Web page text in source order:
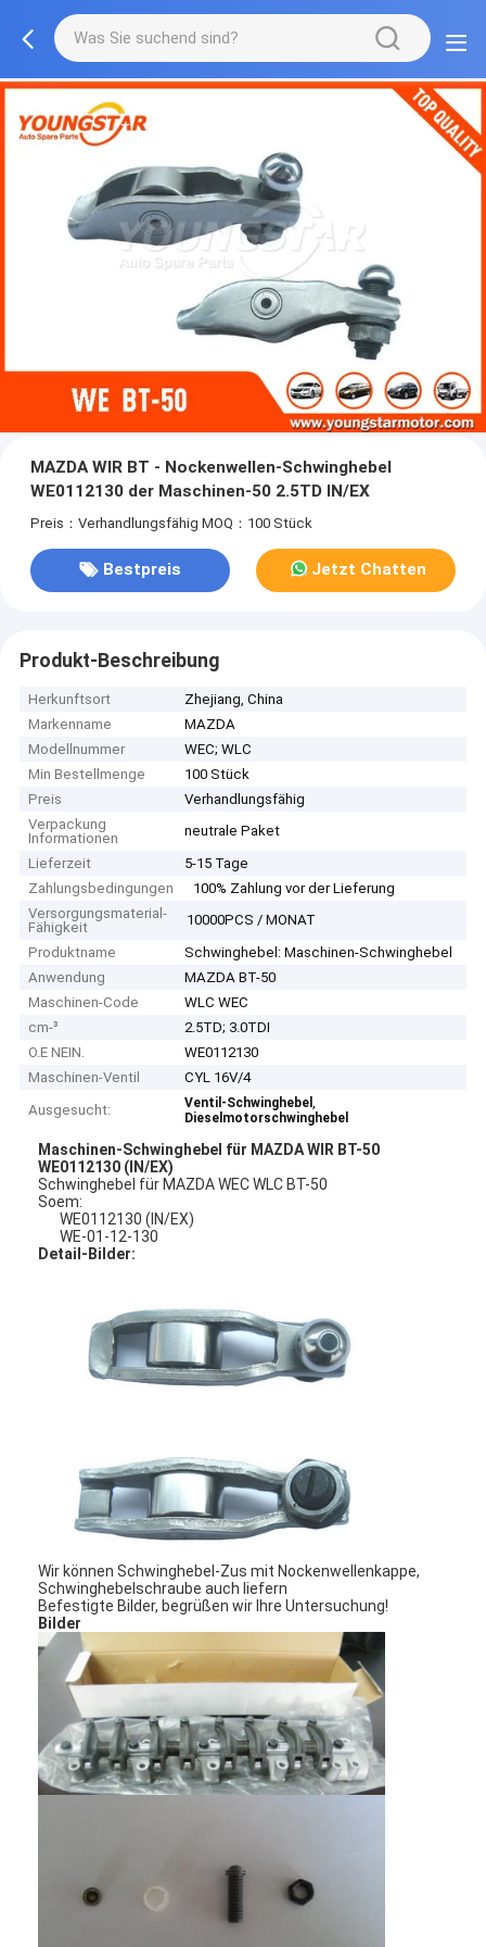
MAZDA WIR BT - Nockenwellen-Schwinghebel
WE0112130 der Maschinen-50 2.5TD IN/EX
Preis：Verhandlungsfähig MOQ：100 Stück
Bestpreis Jetzt Chatten
Produkt-Beschreibung
Herkunftsort
Zhejiang, China
Markenname
MAZDA
Modellnummer
WEC; WLC
Min Bestellmenge
100 Stück
Preis
Verhandlungsfähig
Verpackung
Informationen
neutrale Paket
Lieferzeit
5-15 Tage
Zahlungsbedingungen
100% Zahlung vor der Lieferung
Versorgungsmaterial-
Fähigkeit
10000PCS / MONAT
Produktname
Schwinghebel: Maschinen-Schwinghebel
Anwendung
MAZDA BT-50
Maschinen-Code
WLC WEC
cm-³
2.5TD; 3.0TDI
O.E NEIN.
WE0112130
Maschinen-Ventil
CYL 16V/4
Ausgesucht:
Ventil-Schwinghebel,
Dieselmotorschwinghebel
Maschinen-Schwinghebel für MAZDA WIR BT-50
WE0112130 (IN/EX)
Schwinghebel für MAZDA WEC WLC BT-50
Soem:
WE0112130 (IN/EX)
WE-01-12-130
Detail-Bilder:
Wir können Schwinghebel-Zus mit Nockenwellenkappe,
Schwinghebelschraube auch liefern
Befestigte Bilder, begrüßen wir Ihre Untersuchung!
Bilder